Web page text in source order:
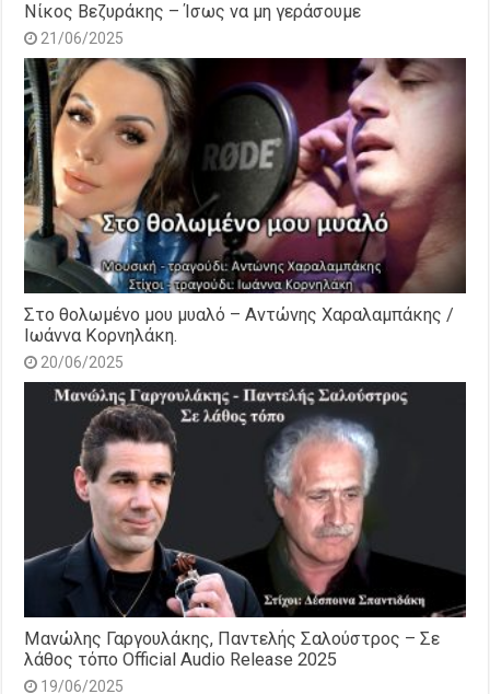
Νίκος Βεζυράκης – Ίσως να μη γεράσουμε
21/06/2025
Στο θολωμένο μου μυαλό – Αντώνης Χαραλαμπάκης /
Ιωάννα Κορνηλάκη.
20/06/2025
Μανώλης Γαργουλάκης, Παντελής Σαλούστρος – Σε
λάθος τόπο Official Audio Release 2025
19/06/2025